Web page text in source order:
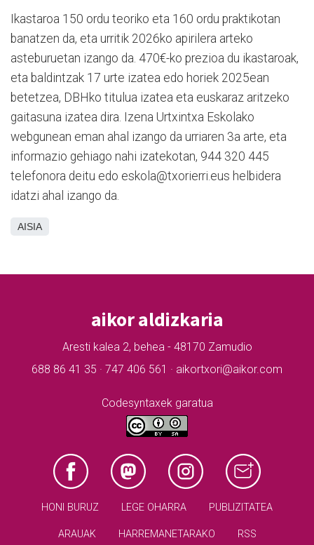
Ikastaroa 150 ordu teoriko eta 160 ordu praktikotan
banatzen da, eta urritik 2026ko apirilera arteko
asteburuetan izango da. 470€-ko prezioa du ikastaroak,
eta baldintzak 17 urte izatea edo horiek 2025ean
betetzea, DBHko titulua izatea eta euskaraz aritzeko
gaitasuna izatea dira. Izena Urtxintxa Eskolako
webgunean eman ahal izango da urriaren 3a arte, eta
informazio gehiago nahi izatekotan, 944 320 445
telefonora deitu edo eskola@txorierri.eus helbidera
idatzi ahal izango da.
AISIA
aikor aldizkaria
Aresti kalea 2, behea - 48170 Zamudio
688 86 41 35 · 747 406 561 · aikortxori@aikor.com
Codesyntaxek garatua
HONI BURUZ LEGE OHARRA PUBLIZITATEA
ARAUAK HARREMANETARAKO RSS